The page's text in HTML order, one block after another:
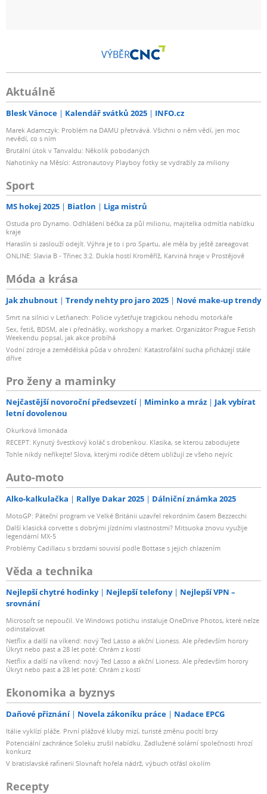
VÝBĚR
Aktuálně
Blesk Vánoce Kalendář svátků 2025 INFO.cz
Marek Adamczyk: Problém na DAMU přetrvává. Všichni o něm vědí, jen moc
nevědí, co s ním
Brutální útok v Tanvaldu: Několik pobodaných
Nahotinky na Měsíci: Astronautovy Playboy fotky se vydražily za miliony
Sport
MS hokej 2025 Biatlon Liga mistrů
Ostuda pro Dynamo. Odhlášení béčka za půl milionu, majitelka odmítla nabídku
kraje
Haraslín si zaslouží odejít. Výhra je to i pro Spartu, ale měla by ještě zareagovat
ONLINE: Slavia B - Třinec 3:2. Dukla hostí Kroměříž, Karviná hraje v Prostějově
Móda a krása
Jak zhubnout Trendy nehty pro jaro 2025 Nové make-up trendy
Smrt na silnici v Letňanech: Policie vyšetřuje tragickou nehodu motorkáře
Sex, fetiš, BDSM, ale i přednášky, workshopy a market. Organizátor Prague Fetish
Weekendu popsal, jak akce probíhá
Vodní zdroje a zemědělská půda v ohrožení: Katastrofální sucha přicházejí stále
dříve
Pro ženy a maminky
Nejčastější novoroční předsevzetí Miminko a mráz
Jak vybírat
letní dovolenou
Okurková limonáda
RECEPT: Kynutý švestkový koláč s drobenkou. Klasika, se kterou zabodujete
Tohle nikdy neříkejte! Slova, kterými rodiče dětem ubližují ze všeho nejvíc
Auto-moto
Alko-kalkulačka Rallye Dakar 2025 Dálniční známka 2025
MotoGP: Páteční program ve Velké Británii uzavřel rekordním časem Bezzecchi
Další klasická corvette s dobrými jízdními vlastnostmi? Mitsuoka znovu využije
legendární MX-5
Problémy Cadillacu s brzdami souvisí podle Bottase s jejich chlazením
Věda a technika
Nejlepší chytré hodinky Nejlepší telefony
Nejlepší VPN –
srovnání
Microsoft se nepoučil. Ve Windows potichu instaluje OneDrive Photos, které nelze
odinstalovat
Netflix a další na víkend: nový Ted Lasso a akční Lioness. Ale především horory
Úkryt nebo past a 28 let poté: Chrám z kostí
Netflix a další na víkend: nový Ted Lasso a akční Lioness. Ale především horory
Úkryt nebo past a 28 let poté: Chrám z kostí
Ekonomika a byznys
Daňové přiznání Novela zákoníku práce Nadace EPCG
Itálie vyklízí pláže. První plážové kluby mizí, turisté změnu pocítí brzy
Potenciální zachránce Soleku zrušil nabídku. Zadlužené solární společnosti hrozí
konkurz
V bratislavské rafinerii Slovnaft hořela nádrž, výbuch otřásl okolím
Recepty